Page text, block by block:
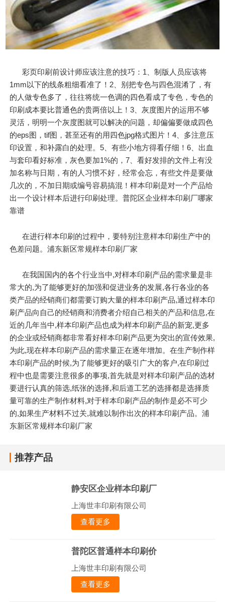
彩页印刷前设计师应该注意的技巧：1、制版人员应该将
1mm以下的线条粗细看准了！2、别把专色与四色混淆了，有
的人做专色多了，往往将统一色调的四色看成了专色，专色的
印刷成本要比普通色的贵两倍以上！3、灰度图片的运用不够
灵活，明明一个灰度图就可以解决的问题，却偏偏要做成四色
的eps图，tif图，甚至还有的用四色jpg格式图片！4、多注意压
印设置，和补露白的处理。5、有些小地方得看仔细！6、出血
与套印看好标准，灰色要加1%的，7、看好发排的文件上有没
加名称与日期，有的人习惯不好，经常会忘，有些文件是要做
几次的，不加日期或编号容易搞混！样本印刷是对一个产品给
出一个设计样本后进行印刷处理。普陀区企业样本印刷厂哪家
靠谱
在进行样本印刷的过程中，要特别注意样本印刷生产中的
色差问题。浦东新区常规样本印刷厂家
在我国国内的各个行业当中,对样本印刷产品的需求量是非
常大的,为了能够更好的加强和促进业务的发展,各行各业的各
类产品的经销商们都需要订购大量的样本印刷产品,通过样本印
刷产品向自己的经销商和消费者介绍自己相关的产品和信息,在
近的几年当中,样本印刷产品也成为样本印刷产品的新宠,更多
的企业或经销商都非常看好样本印刷产品更为突出的宣传效果,
为此,现在样本印刷产品的需求量正在逐年增加。在生产制作样
本印刷产品的时候,为了能够更好的吸引广大的客户,在印刷过
程中也是需要注意很多的事项,首先就是对样本印刷产品的选材
要进行认真的筛选,纸张的选择,和后道工艺的选择都是选择质
量可靠的生产制作材料,对于样本印刷产品的制作是必不可少
的,如果生产材料不过关,就难以制作出次的样本印刷产品。浦
东新区常规样本印刷厂家
推荐产品
静安区企业样本印刷厂
上海世丰印刷有限公司
查看更多
普陀区普通样本印刷价
上海世丰印刷有限公司
查看更多